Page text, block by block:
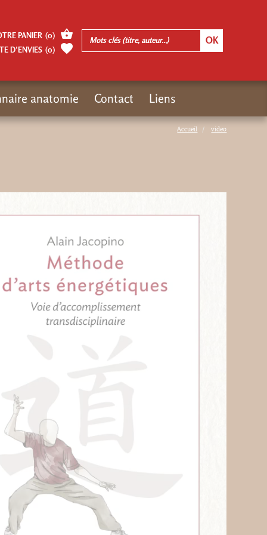
Accueil video
PANIER (0)
D’ENVIES (0)
anatomie Contact Liens